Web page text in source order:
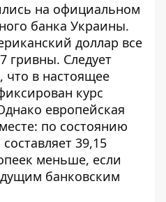
на официальном
банка Украины.
доллар все
гривны. Следует
что в настоящее
курс
европейская
по состоянию
39,15
меньше, если
банковским